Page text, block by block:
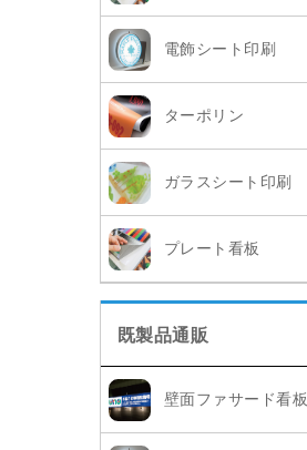
電飾シート印刷
ターポリン
ガラスシート印刷
プレート看板
既製品通販
壁面ファサード看板